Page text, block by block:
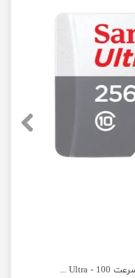
کارت حافظه 256 گیگ سن دیسک سرعت 100 - SanDisk micro SD 256GB Ultra